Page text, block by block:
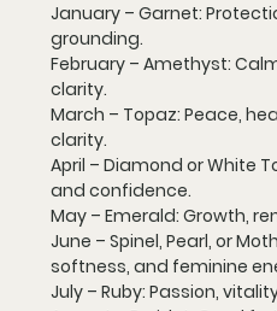
January – Garnet:
grounding.
February – Amethyst:
clarity.
March – Topaz: Peace,
clarity.
April – Diamond or White
and confidence.
May – Emerald: Growth,
June – Spinel, Pearl, or
softness, and feminine
July – Ruby: Passion,